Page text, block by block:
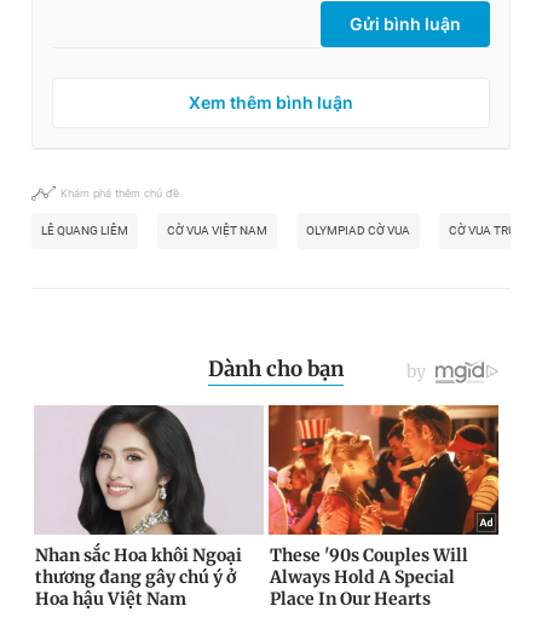
Gửi bình luận
Xem thêm bình luận
Khám phá thêm chủ đề
LÊ QUANG LIÊM CỜ VUA VIỆT NAM OLYMPIAD CỜ VUA CỜ VUA TRUNG